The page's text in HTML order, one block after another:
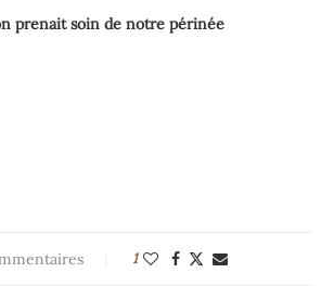
prenait soin de notre périnée
1